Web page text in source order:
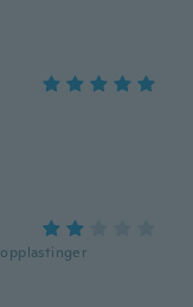
opplastinger